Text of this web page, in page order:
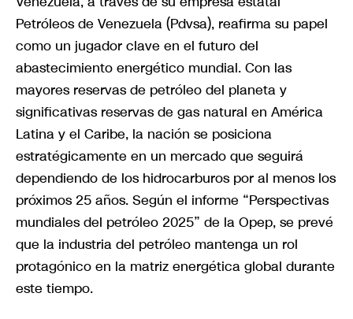
Petróleos de Venezuela (Pdvsa), reafirma su papel
como un jugador clave en el futuro del
abastecimiento energético mundial. Con las
mayores reservas de petróleo del planeta y
significativas reservas de gas natural en América
Latina y el Caribe, la nación se posiciona
estratégicamente en un mercado que seguirá
dependiendo de los hidrocarburos por al menos los
próximos 25 años. Según el informe “Perspectivas
mundiales del petróleo 2025” de la Opep, se prevé
que la industria del petróleo mantenga un rol
protagónico en la matriz energética global durante
este tiempo.